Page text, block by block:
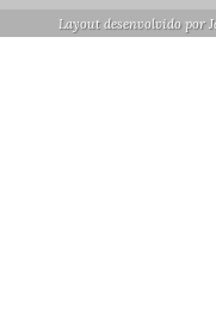
Layout desenvolvido por